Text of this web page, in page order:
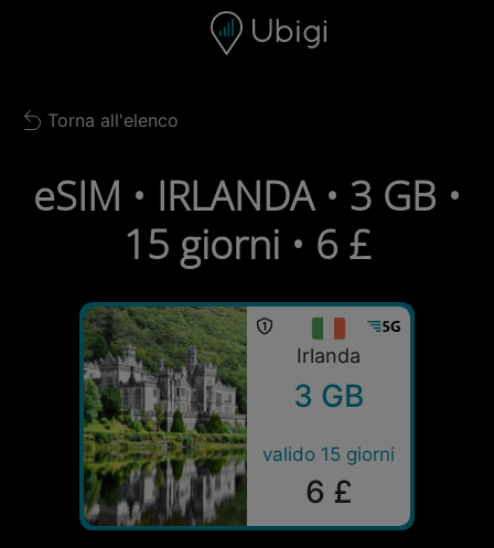
Barra di navigazione
Back to list
Torna all'elenco
eSIM • IRLANDA • 3 GB •
15 giorni • 6 £
Irlanda
3 GB
valido 15 giorni
6 £